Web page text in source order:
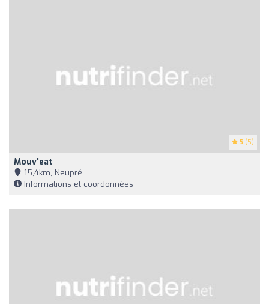
5 (5)
Mouv'eat
15,4km, Neupré
Informations et coordonnées